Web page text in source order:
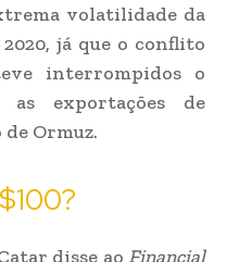
volatilidade da
já que o conflito
interrompidos o
exportações de
Ormuz.
disse ao Financial